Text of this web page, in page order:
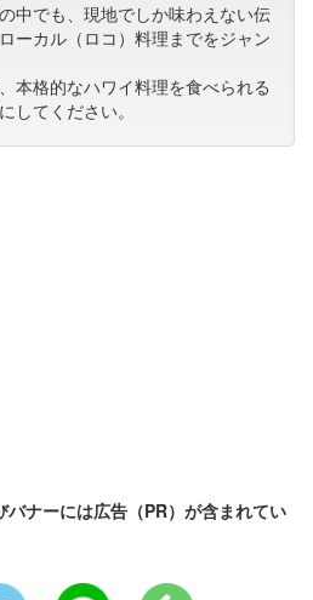
中でも、現地でしか味わえない伝
ーカル（ロコ）料理までをジャン
本格的なハワイ料理を食べられる
してください。
ナーには広告（PR）が含まれてい